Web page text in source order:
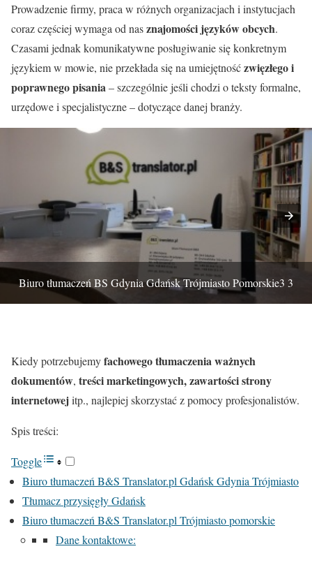
Prowadzenie firmy, praca w różnych organizacjach i instytucjach
coraz częściej wymaga od nasznajomości języków obcych.
Czasami jednak komunikatywne posługiwanie się konkretnym
językiem w mowie, nie przekłada się na umiejętnośćzwięzłego i
poprawnego pisania– szczególnie jeśli chodzi o teksty formalne,
urzędowe i specjalistyczne – dotyczące danej branży.
Biuro tłumaczeń BS Gdynia Gdańsk Trójmiasto Pomorskie3 3
Kiedy potrzebujemyfachowego tłumaczenia ważnych
dokumentów, treści marketingowych, zawartości strony
internetowejitp., najlepiej skorzystać z pomocy profesjonalistów.
Spis treści:
Toggle
Biuro tłumaczeń B&S Translator.pl Gdańsk Gdynia Trójmiasto
Tłumacz przysięgły Gdańsk
Biuro tłumaczeń B&S Translator.pl Trójmiasto pomorskie
Dane kontaktowe: